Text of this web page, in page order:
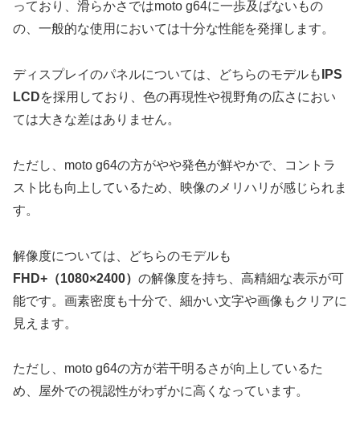
っており、滑らかさではmoto g64に一歩及ばないもの
の、一般的な使用においては十分な性能を発揮します。
ディスプレイのパネルについては、どちらのモデルも IPS
LCDを採用しており、色の再現性や視野角の広さにおい
ては大きな差はありません。
ただし、moto g64の方がやや発色が鮮やかで、コントラ
スト比も向上しているため、映像のメリハリが感じられま
す。
解像度については、どちらのモデルも
FHD+（1080×2400） の解像度を持ち、高精細な表示が可
能です。画素密度も十分で、細かい文字や画像もクリアに
見えます。
ただし、moto g64の方が若干明るさが向上しているた
め、屋外での視認性がわずかに高くなっています。